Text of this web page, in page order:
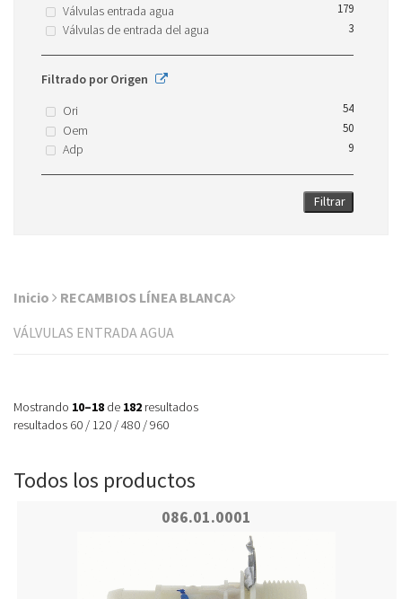
Válvulas entrada agua
179
Válvulas de entrada del agua 3
Filtrado por Origen
Ori
54
Oem 50
Adp 9
Filtrar
Inicio
RECAMBIOS LÍNEA BLANCA
VÁLVULAS ENTRADA AGUA
Mostrando 10–18 de 182 resultados
resultados 60 / 120 /480 /960
Todos los productos
086.01.0001